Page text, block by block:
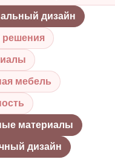
дизайн
решения
мебель
материалы
дизайн